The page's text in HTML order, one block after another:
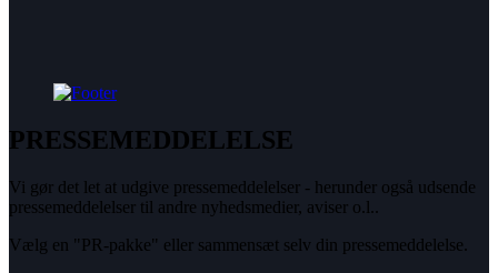
PRESSEMEDDELELSE
Vi gør det let at udgive pressemeddelelser - herunder også udsende
pressemeddelelser til andre nyhedsmedier, aviser o.l..
Vælg en "PR-pakke" eller sammensæt selv din pressemeddelelse.